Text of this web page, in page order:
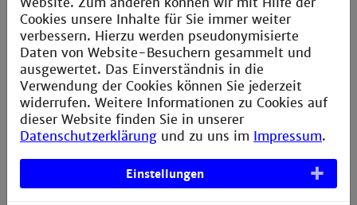
M. Schneider
Institut für Physikalische Chemie und Radiochemie
Fon 0621.292.6791
Gebäude G Raum 034
Cookies unsere Inhalte für Sie immer weiter
verbessern. Hierzu werden pseudonymisierte
Daten von Website-Besuchern gesammelt und
ausgewertet. Das Einverständnis in die
Verwendung der Cookies können Sie jederzeit
widerrufen. Weitere Informationen zu Cookies auf
dieser Website finden Sie in unserer
Datenschutzerklärung und zu uns im Impressum.
Einstellungen